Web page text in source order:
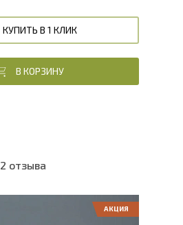
КУПИТЬ В 1 КЛИК
В КОРЗИНУ
2 отзыва
АКЦИЯ